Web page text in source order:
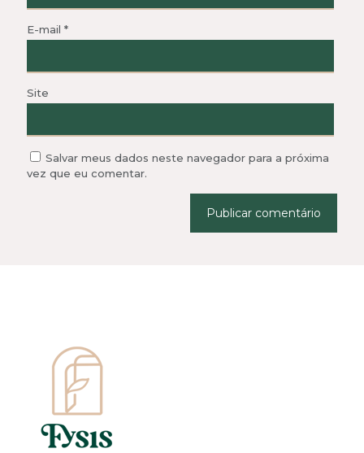
E-mail *
Site
Salvar meus dados neste navegador para a próxima
vez que eu comentar.